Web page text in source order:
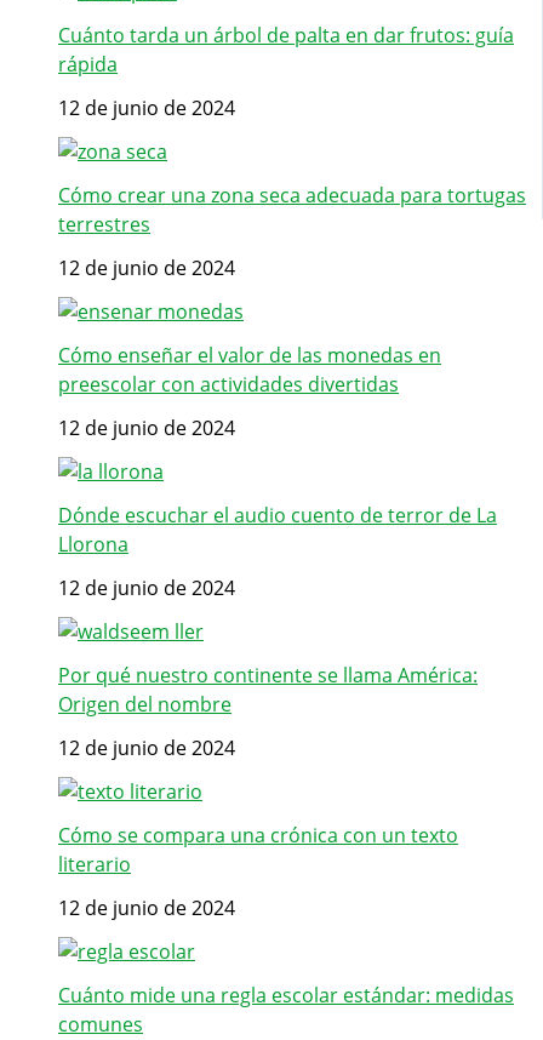
Cuánto tarda un árbol de palta en dar frutos: guía
rápida
12 de junio de 2024
Cómo crear una zona seca adecuada para tortugas
terrestres
12 de junio de 2024
Cómo enseñar el valor de las monedas en
preescolar con actividades divertidas
12 de junio de 2024
Dónde escuchar el audio cuento de terror de La
Llorona
12 de junio de 2024
Por qué nuestro continente se llama América:
Origen del nombre
12 de junio de 2024
Cómo se compara una crónica con un texto
literario
12 de junio de 2024
Cuánto mide una regla escolar estándar: medidas
comunes